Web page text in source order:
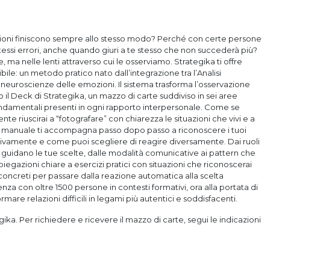
finiscono sempre allo stesso modo? Perché con certe persone
errori, anche quando giuri a te stesso che non succederà più?
ma nelle lenti attraverso cui le osserviamo. Strategika ti offre
un metodo pratico nato dall’integrazione tra l’Analisi
delle emozioni. Il sistema trasforma l’osservazione
Deck di Strategika, un mazzo di carte suddiviso in sei aree
presenti in ogni rapporto interpersonale. Come se
riuscirai a “fotografare” con chiarezza le situazioni che vivi e a
ti accompagna passo dopo passo a riconoscere i tuoi
e come puoi scegliere di reagire diversamente. Dai ruoli
le tue scelte, dalle modalità comunicative ai pattern che
chiare a esercizi pratici con situazioni che riconoscerai
per passare dalla reazione automatica alla scelta
con oltre 1500 persone in contesti formativi, ora alla portata di
relazioni difficili in legami più autentici e soddisfacenti.
Per richiedere e ricevere il mazzo di carte, segui le indicazioni